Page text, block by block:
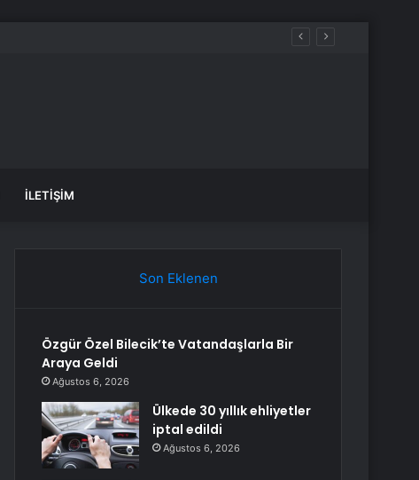
İLETIŞIM
Son Eklenen
Özgür Özel Bilecik’te Vatandaşlarla Bir
Araya Geldi
Ağustos 6, 2026
Ülkede 30 yıllık ehliyetler
iptal edildi
Ağustos 6, 2026